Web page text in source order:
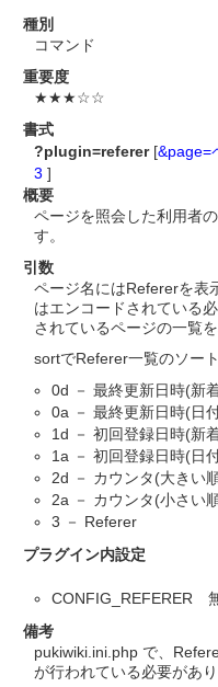
種別
コマンド
重要度
★★★☆☆
書式
?plugin=referer[&page=
3 ]
概要
ページを照会した利用者
す。
引数
ページ名にはRefererを表
はエンコードされている
されているページの一覧を
sortでReferer一覧のソー
0d － 最終更新日時(新
0a － 最終更新日時(日
1d － 初回登録日時(新
1a － 初回登録日時(日
2d － カウンタ(大きい
2a － カウンタ(小さい
3 － Referer
プラグイン内設定
CONFIG_REFERER
備考
pukiwiki.ini.php で、
が行われている必要があり